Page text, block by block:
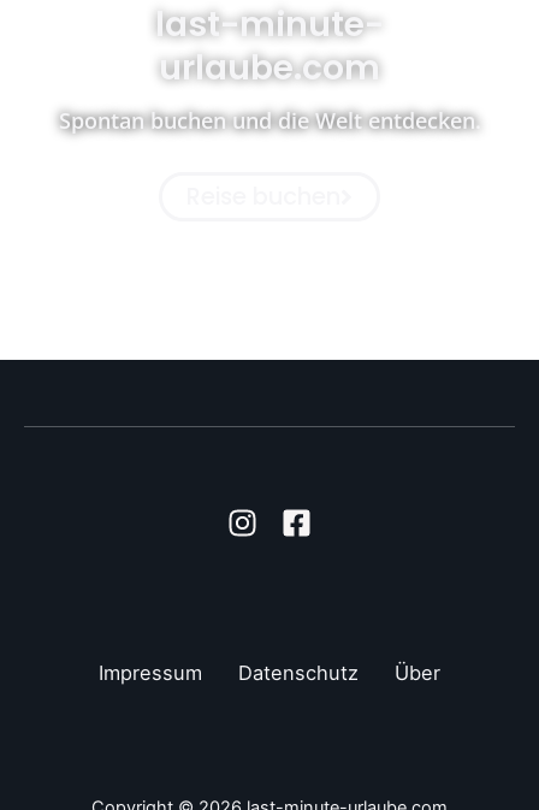
last-minute-
urlaube.com
Spontan buchen und die Welt entdecken.
Impressum Datenschutz Über